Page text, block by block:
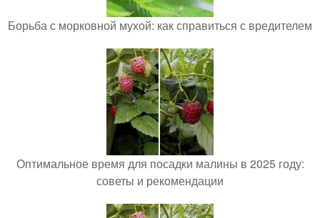
Борьба с морковной мухой: как справиться с вредителем
Оптимальное время для посадки малины в 2025 году:
советы и рекомендации